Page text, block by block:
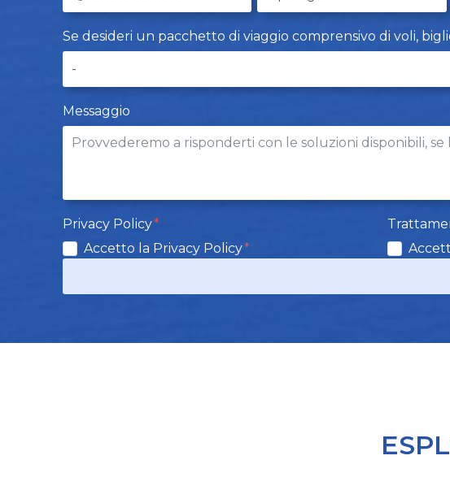
Se desideri un pacchetto di viaggio comprensivo di voli,
Messaggio
Privacy Policy
Accetto la Privacy Policy